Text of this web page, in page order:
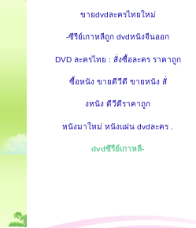
ขายdvdละครไทยใหม่
-ซีรีย์เกาหลีถูก dvdหนังจีนออก
DVD ละครไทย : สั่งซื้อละคร ราคาถูก
ซื้อหนัง ขายดีวีดี ขายหนัง สั่
งหนัง ดีวีดีราคาถูก
หนังมาใหม่ หนังแผ่น dvdละคร .
dvdซีรีย์เกาหลี-